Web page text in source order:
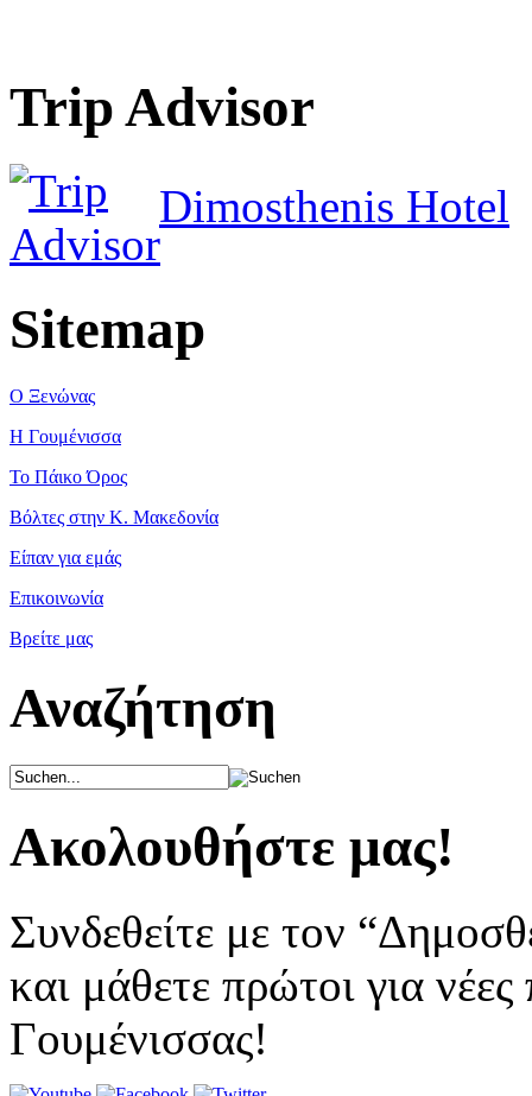
Trip Advisor
Dimosthenis Hotel
Sitemap
Ο Ξενώνας
Η Γουμένισσα
Το Πάικο Όρος
Βόλτες στην Κ. Μακεδονία
Είπαν για εμάς
Επικοινωνία
Βρείτε μας
Αναζήτηση
Ακολουθήστε μας!
Συνδεθείτε με τον
και μάθετε πρώτοι για
Γουμένισσας!